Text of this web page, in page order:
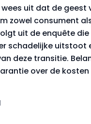
wees uit dat de
zowel consument
uit de enquête die
schadelijke uitstoot
deze transitie.
over de